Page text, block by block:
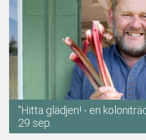
"Hitta glädjen! - en
29 sep.